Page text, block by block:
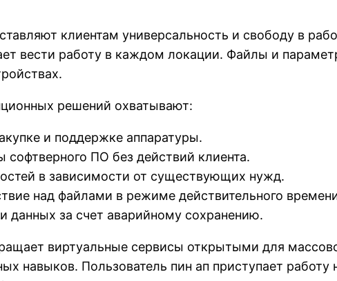
клиентам универсальность и свободу в
вести работу в каждом локации. Файлы и
решений охватывают:
и поддержке аппаратуры.
софтверного ПО без действий клиента.
в зависимости от существующих нужд.
над файлами в режиме действительного
данных за счет аварийному сохранению.
виртуальные сервисы открытыми для
навыков. Пользователь пин ап приступает